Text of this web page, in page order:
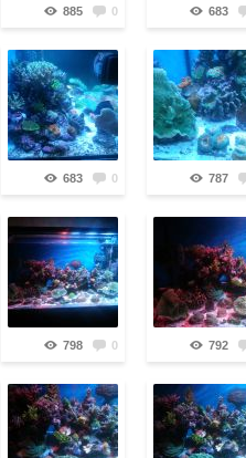
885 0 683
683 0 787
798 0 792